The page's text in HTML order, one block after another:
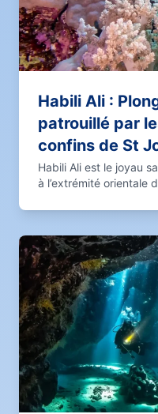
Habili Ali :
patrouillé par
confins de St
Habili Ali est le joyau
à l’extrémité orientale